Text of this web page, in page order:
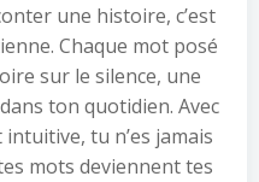
une histoire, c’est
Chaque mot posé
sur le silence, une
ton quotidien. Avec
tu n’es jamais
mots deviennent tes